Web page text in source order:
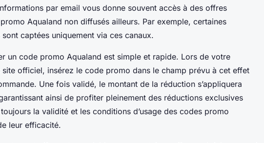
par email vous donne souvent accès à des offres
Aqualand non diffusés ailleurs. Par exemple, certaines
captées uniquement via ces canaux.
un code promo Aqualand est simple et rapide. Lors de votre
site officiel, insérez le code promo dans le champ prévu à cet effet
Une fois validé, le montant de la réduction s’appliquera
ainsi de profiter pleinement des réductions exclusives
la validité et les conditions d’usage des codes promo
leur efficacité.